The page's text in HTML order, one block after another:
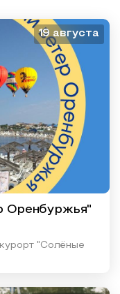
19 августа
Оренбуржья"
"Солёные